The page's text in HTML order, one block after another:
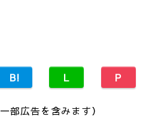
B! L P
部広告を含みます）